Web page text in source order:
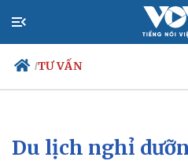
/TƯ VẤN
Chính trị
Du lịch nghỉ